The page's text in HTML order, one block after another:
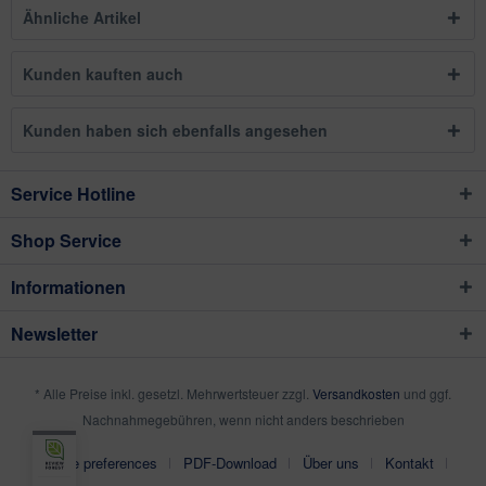
Ähnliche Artikel
Kunden kauften auch
Kunden haben sich ebenfalls angesehen
Service Hotline
Shop Service
Informationen
Newsletter
* Alle Preise inkl. gesetzl. Mehrwertsteuer zzgl. Versandkosten und ggf.
Nachnahmegebühren, wenn nicht anders beschrieben
Cookie preferences PDF-Download Über uns Kontakt